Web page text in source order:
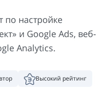
по настройке
и Google Ads, веб-
Analytics.
Высокий рейтинг